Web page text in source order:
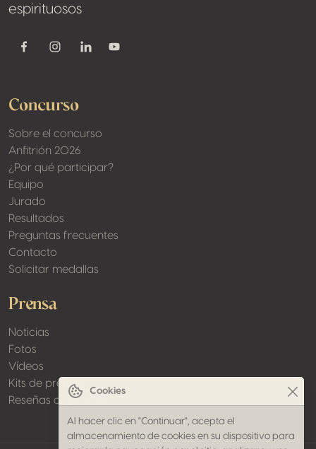
espirituosos
FacebookInstagramLinkedinYoutube
Concurso
Sobre el concurso
Anfitrión 2026
¿Por qué participar?
Equipo
Jurado
Resultados
Preguntas frecuentes
Contacto
Solicitar medallas
Prensa
Noticias
Fotos
Vídeos
Kits de prensa
Reseñas de prensa
Cookies
Al hacer clic en "Continuar", acepta el
almacenamiento de cookies en su dispositivo para